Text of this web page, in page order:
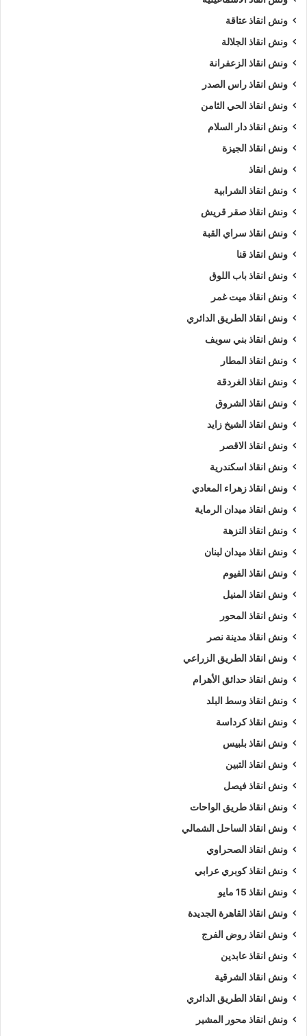
ونش انقاذ عتاقة
ونش انقاذ الجلالة
ونش انقاذ الزعفرانة
ونش انقاذ راس الصدر
ونش انقاذ الحي الثامن
ونش انقاذ دار السلام
ونش انقاذ الجيزة
ونش انقاذ
ونش انقاذ الشرابية
ونش انقاذ صقر قريش
ونش انقاذ سراي القبة
ونش انقاذ قنا
ونش انقاذ باب اللوق
ونش انقاذ ميت غمر
ونش انقاذ الطريق الدائري
ونش انقاذ بني سويف
ونش انقاذ المطار
ونش انقاذ الغردقة
ونش انقاذ الشروق
ونش انقاذ الشيخ زايد
ونش انقاذ الاقصر
ونش انقاذ اسكندرية
ونش انقاذ زهراء المعادي
ونش انقاذ ميدان الرماية
ونش انقاذ النزهة
ونش انقاذ ميدان لبنان
ونش انقاذ الفيوم
ونش انقاذ المنيل
ونش انقاذ المحور
ونش انقاذ مدينة نصر
ونش انقاذ الطريق الزراعي
ونش انقاذ حدائق الأهرام
ونش انقاذ وسط البلد
ونش انقاذ كرداسة
ونش انقاذ بلبيس
ونش انقاذ التبين
ونش انقاذ فيصل
ونش انقاذ طريق الواحات
ونش انقاذ الساحل الشمالي
ونش انقاذ الصحراوي
ونش انقاذ كوبري عرابي
ونش انقاذ 15 مايو
ونش انقاذ القاهرة الجديدة
ونش انقاذ روض الفرج
ونش انقاذ عابدين
ونش انقاذ الشرقية
ونش انقاذ الطريق الدائري
ونش انقاذ محور المشير